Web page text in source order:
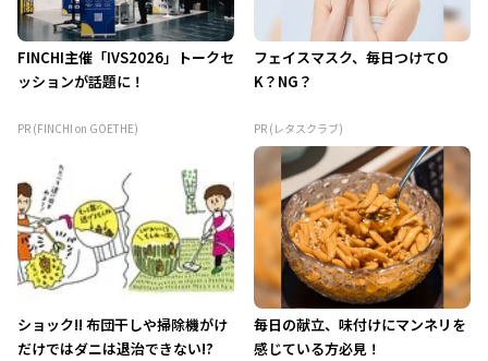
FINCHI主催「IVS2026」トークセ
ッションが話題に！
PR (FINCHI on GOETHE)
フェイスマスク、毎日つけてO
K？NG？
PR (レタスクラブ)
ショック!! 布団干しや掃除機がけ
だけではダニは退治できない!?
毎日の献立、味付けにマンネリを
感じている方必見！